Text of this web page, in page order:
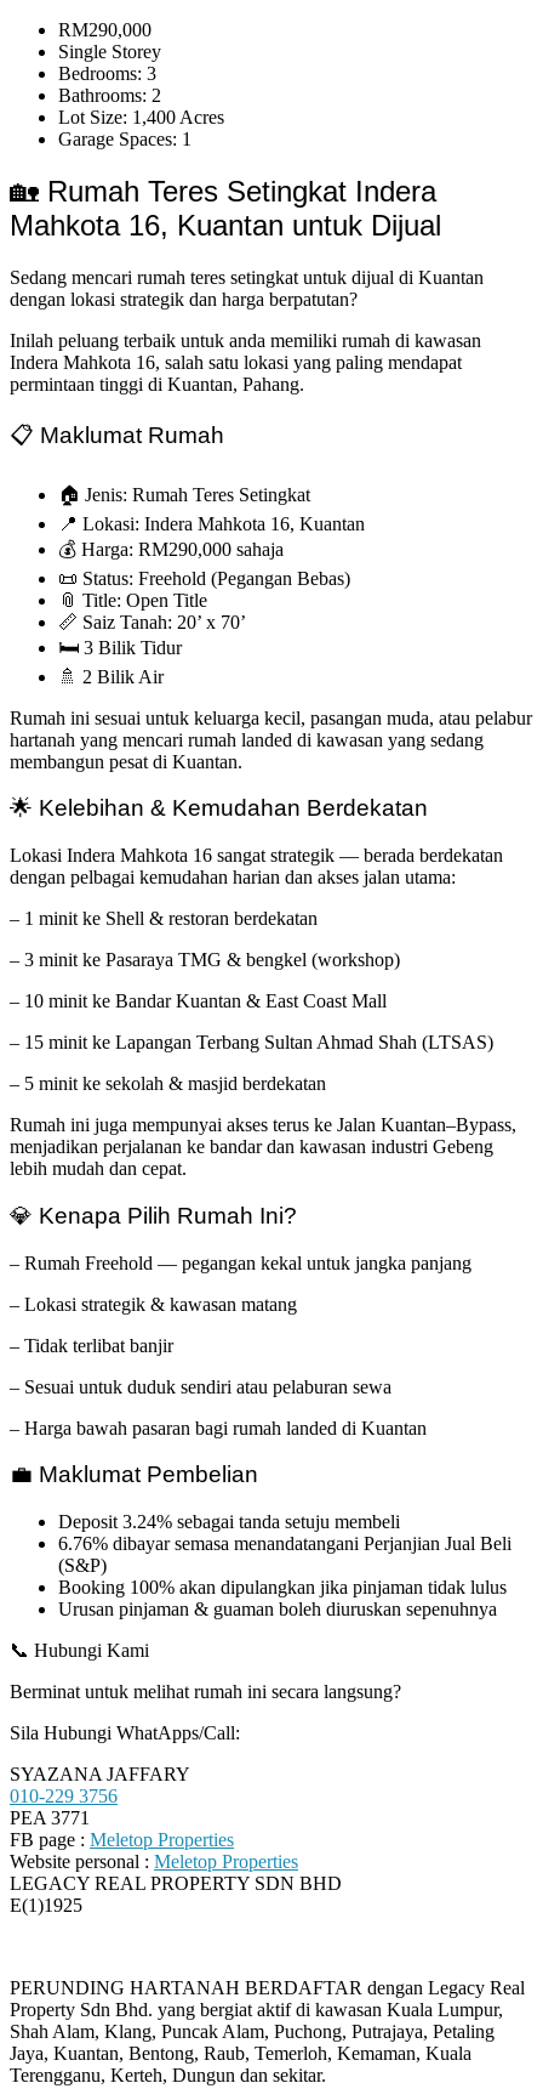
RM290,000
Single Storey
Bedrooms: 3
Bathrooms: 2
Lot Size: 1,400 Acres
Garage Spaces: 1
🏡 Rumah Teres Setingkat Indera
Mahkota 16, Kuantan untuk Dijual
Sedang mencari rumah teres setingkat untuk dijual di Kuantan
dengan lokasi strategik dan harga berpatutan?
Inilah peluang terbaik untuk anda memiliki rumah di kawasan
Indera Mahkota 16, salah satu lokasi yang paling mendapat
permintaan tinggi di Kuantan, Pahang.
📋 Maklumat Rumah
🏠 Jenis: Rumah Teres Setingkat
📍 Lokasi: Indera Mahkota 16, Kuantan
💰 Harga: RM290,000 sahaja
📜 Status: Freehold (Pegangan Bebas)
📎 Title: Open Title
📏 Saiz Tanah: 20’ x 70’
🛏️ 3 Bilik Tidur
🚿 2 Bilik Air
Rumah ini sesuai untuk keluarga kecil, pasangan muda, atau pelabur
hartanah yang mencari rumah landed di kawasan yang sedang
membangun pesat di Kuantan.
🌟 Kelebihan & Kemudahan Berdekatan
Lokasi Indera Mahkota 16 sangat strategik — berada berdekatan
dengan pelbagai kemudahan harian dan akses jalan utama:
– 1 minit ke Shell & restoran berdekatan
– 3 minit ke Pasaraya TMG & bengkel (workshop)
– 10 minit ke Bandar Kuantan & East Coast Mall
– 15 minit ke Lapangan Terbang Sultan Ahmad Shah (LTSAS)
– 5 minit ke sekolah & masjid berdekatan
Rumah ini juga mempunyai akses terus ke Jalan Kuantan–Bypass,
menjadikan perjalanan ke bandar dan kawasan industri Gebeng
lebih mudah dan cepat.
💎 Kenapa Pilih Rumah Ini?
– Rumah Freehold — pegangan kekal untuk jangka panjang
– Lokasi strategik & kawasan matang
– Tidak terlibat banjir
– Sesuai untuk duduk sendiri atau pelaburan sewa
– Harga bawah pasaran bagi rumah landed di Kuantan
💼 Maklumat Pembelian
Deposit 3.24% sebagai tanda setuju membeli
6.76% dibayar semasa menandatangani Perjanjian Jual Beli
(S&P)
Booking 100% akan dipulangkan jika pinjaman tidak lulus
Urusan pinjaman & guaman boleh diuruskan sepenuhnya
📞 Hubungi Kami
Berminat untuk melihat rumah ini secara langsung?
Sila Hubungi WhatApps/Call:
SYAZANA JAFFARY
010-229 3756
PEA 3771
FB page : Meletop Properties
Website personal : Meletop Properties
LEGACY REAL PROPERTY SDN BHD
E(1)1925
PERUNDING HARTANAH BERDAFTAR dengan Legacy Real
Property Sdn Bhd. yang bergiat aktif di kawasan Kuala Lumpur,
Shah Alam, Klang, Puncak Alam, Puchong, Putrajaya, Petaling
Jaya, Kuantan, Bentong, Raub, Temerloh, Kemaman, Kuala
Terengganu, Kerteh, Dungun dan sekitar.